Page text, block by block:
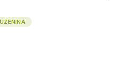
UZENINA